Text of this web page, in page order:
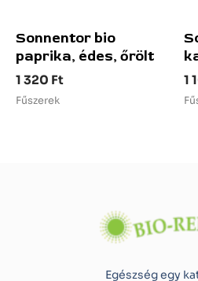
Sonnentor bio
paprika, édes, őrölt
1 320 Ft
Fűszerek
1
Egészség egy